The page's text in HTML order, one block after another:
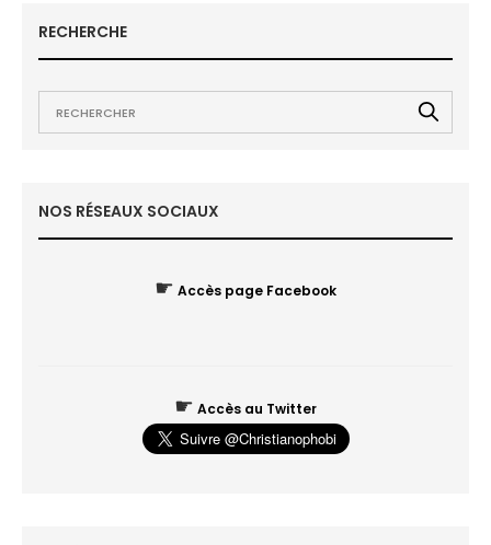
RECHERCHE
NOS RÉSEAUX SOCIAUX
☛ Accès page Facebook
☛ Accès au Twitter